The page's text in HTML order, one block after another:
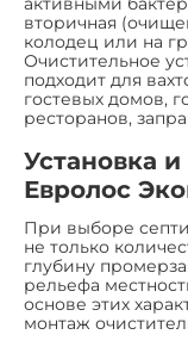
вторичная
колодец или на
Очистительное
подходит для
гостевых домов,
ресторанов,
Установка
Евролос
При выборе
не только
глубину
рельефа
основе этих
монтаж